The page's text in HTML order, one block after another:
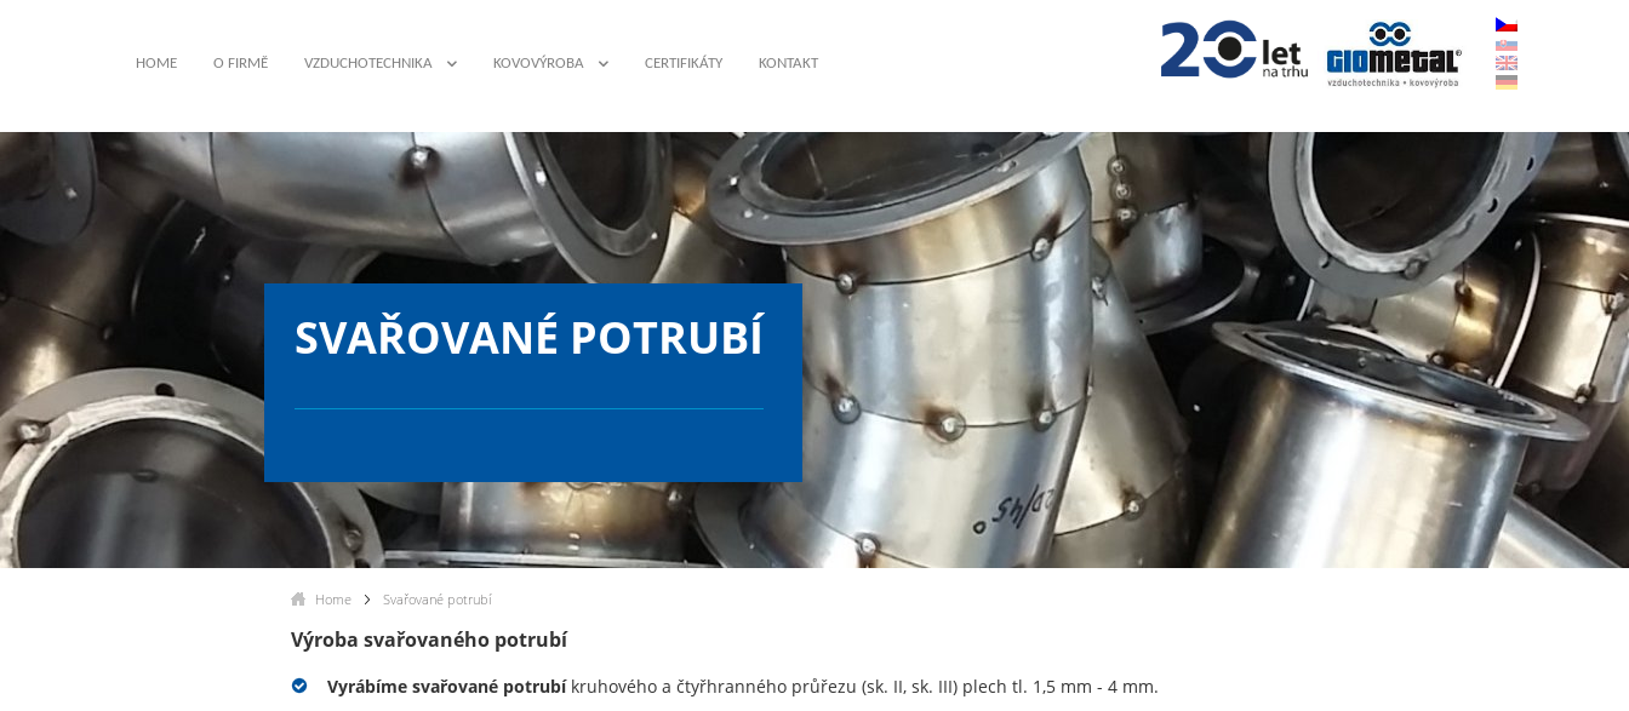
HOME O FIRMĚ VZDUCHOTECHNIKA
VZDUCHOTECHNIKA
MONTÁŽ
VZDUCHOTECHNIKY
SPIRO POTRUBÍ
KOVOVÝROBA
KOVOVÝROBA
SVAŘOVANÉ POTRUBÍ
CERTIFIKÁTY KONTAKT
SVAŘOVANÉ POTRUBÍ
Home Svařované potrubí
Výroba svařovaného potrubí
Vyrábíme svařované potrubíkruhového a čtyřhranného průřezu (sk. II, sk. III) plech tl. 1,5 mm - 4 mm.